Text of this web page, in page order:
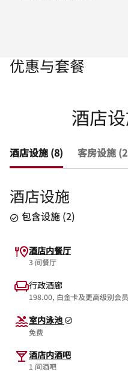
优惠与套餐
酒店
酒店设施 (8) 客房设施
酒店设施
包含设施 (2)
酒店内餐厅
3 间餐厅
行政酒廊
198.00, 白金卡及更高级别会
室内泳池
免费
酒店内酒吧
1 间酒吧